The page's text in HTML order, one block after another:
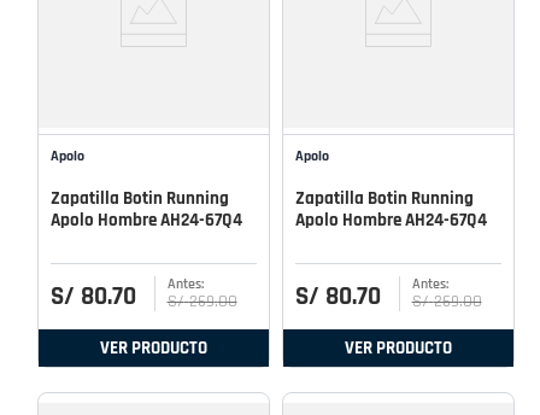
Apolo
Zapatilla Botin Running
Apolo Hombre AH24-67Q4
S/ 80.70 S/ 269.00
VER PRODUCTO
Apolo
Zapatilla Botin Running
Apolo Hombre AH24-67Q4
S/ 80.70 S/ 269.00
VER PRODUCTO